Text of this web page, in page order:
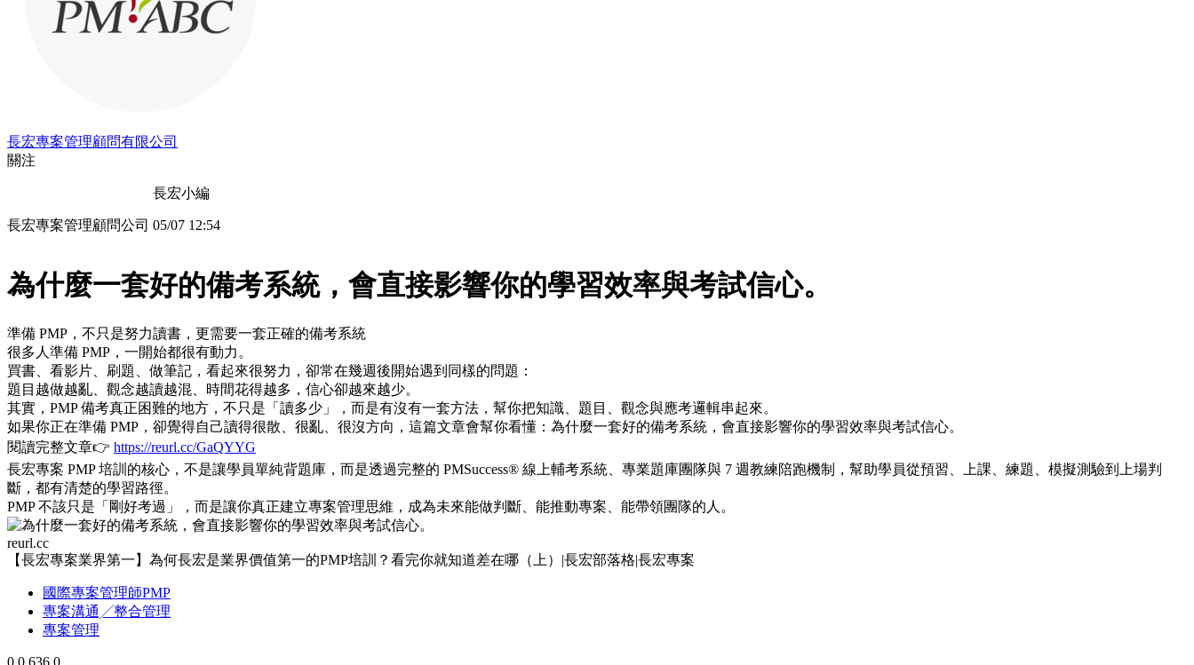
長宏專案管理顧問有限公司
關注
長宏專案管理顧問公司
長宏小編
05/07 12:54
為什麼一套好的備考系統，會直接影響你的學習效率與考試信心。
準備 PMP，不只是努力讀書，更需要一套正確的備考系統
很多人準備 PMP，一開始都很有動力。
買書、看影片、刷題、做筆記，看起來很努力，卻常在幾週後開始遇到同樣的問題：
題目越做越亂、觀念越讀越混、時間花得越多，信心卻越來越少。
其實，PMP 備考真正困難的地方，不只是「讀多少」，而是有沒有一套方法，幫你把知識、題目、觀念與應考邏輯串起來。
如果你正在準備 PMP，卻覺得自己讀得很散、很亂、很沒方向，這篇文章會幫你看懂：為什麼一套好的備考系統，會直接影響你的學習效率與考試信心。
閱讀完整文章👉 https://reurl.cc/GaQYYG
長宏專案 PMP 培訓的核心，不是讓學員單純背題庫，而是透過完整的 PMSuccess® 線上輔考系統、專業題庫團隊與 7 週教練陪跑機制，幫助學員從預習、上課、練題、模擬測驗到上場判
斷，都有清楚的學習路徑。
PMP 不該只是「剛好考過」，而是讓你真正建立專案管理思維，成為未來能做判斷、能推動專案、能帶領團隊的人。
reurl.cc
【長宏專案業界第一】為何長宏是業界價值第一的PMP培訓？看完你就知道差在哪（上）|長宏部落格|長宏專案
國際專案管理師PMP
專案溝通╱整合管理
專案管理
0 0 636 0